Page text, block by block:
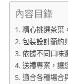
內容目錄
精心挑選茶葉
包裝設計簡約
依據不同口味
送禮專案，讓
適合各種場合